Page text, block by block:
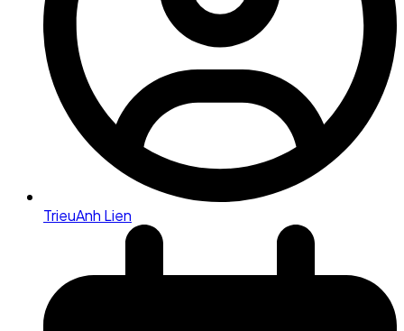
TrieuAnh Lien